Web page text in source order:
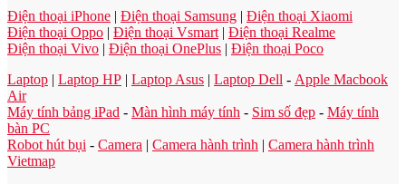
Điện thoại iPhone | Điện thoại Samsung | Điện thoại Xiaomi
Điện thoại Oppo | Điện thoại Vsmart | Điện thoại Realme
Điện thoại Vivo | Điện thoại OnePlus | Điện thoại Poco
Laptop | Laptop HP | Laptop Asus | Laptop Dell - Apple Macbook
Air
Máy tính bảng iPad - Màn hình máy tính - Sim số đẹp - Máy tính
bàn PC
Robot hút bụi - Camera | Camera hành trình | Camera hành trình
Vietmap